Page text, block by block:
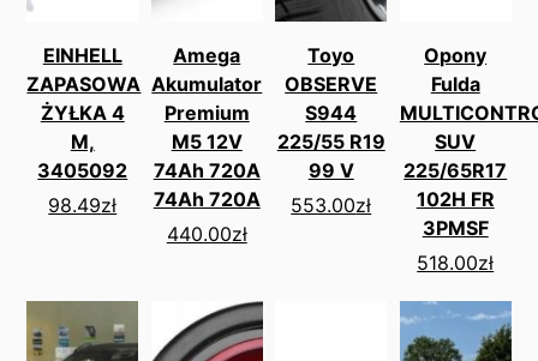
EINHELL
ZAPASOWA
ŻYŁKA 4
M,
3405092
98.49zł
Amega
Akumulator
Premium
M5 12V
74Ah 720A
74Ah 720A
440.00zł
Toyo
OBSERVE
S944
225/55 R19
99 V
553.00zł
Opony
Fulda
SUV
225/65R17
102H FR
3PMSF
518.00zł